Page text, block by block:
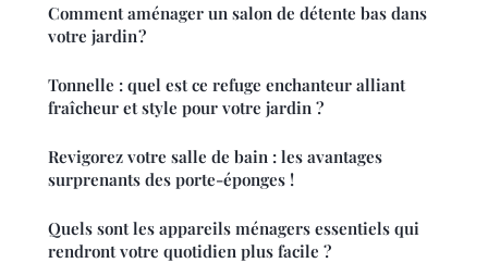
Comment aménager un salon de détente bas dans
votre jardin ?
Tonnelle : quel est ce refuge enchanteur alliant
fraîcheur et style pour votre jardin ?
Revigorez votre salle de bain : les avantages
surprenants des porte-éponges !
Quels sont les appareils ménagers essentiels qui
rendront votre quotidien plus facile ?